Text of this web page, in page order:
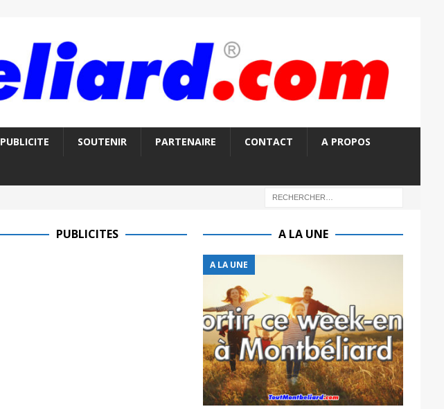
PUBLICITE SOUTENIR PARTENAIRE CONTACT A PROPOS
PUBLICITES A LA UNE
A LA UNE